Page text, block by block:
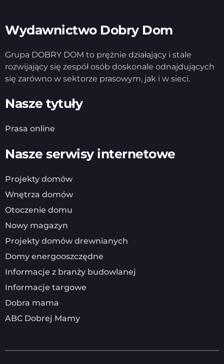
Wydawnictwo Dobry Dom
Grupa DOBRY DOM to prężnie działający i stale
rozwijający się zespół osób doskonale odnajdujących
się zarówno w sektorze prasowym, jak i w sieci.
Nasze tytuły
Prasa online
Nasze serwisy internetowe
Projekty domów
Wnętrza domów
Otoczenie domu
Nowy magazyn
Projekty domów drewnianych
Domy energooszczędne
Informacje z branży budowlanej
Informacje targowe
Dobra mama
ABC Dobrej Mamy